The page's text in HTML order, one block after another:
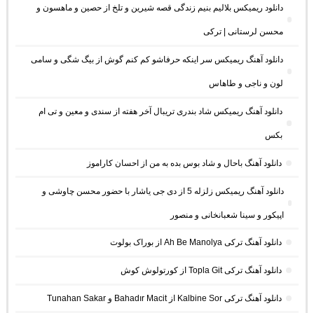
دانلود ریمیکس بلالیم بنیم زندگی قصه شیرین و تلخ از حصین و ماهسون و
محسن لرستانی | ترکی
دانلود آهنگ ریمیکس سر اینکه حرفاشو کم کنم گوش از بیگ شگی و سامی
لون و ناجی و طاهاس
دانلود آهنگ ریمیکس شاد بندری تریبال آخر هفته از سندی و معین و تی ام
بکس
دانلود آهنگ باحال و شاد بوس بده به من از احسان کاراموز
دانلود آهنگ ریمیکس زلزله 5 از دی جی یاشار با حضور محسن چاوشی و
اپیکور و سینا شعبانخانی و منصور
دانلود آهنگ ترکی Ah Be Manolya از بوراک بولوت
دانلود آهنگ ترکی Topla Git از کورتولوش کوش
دانلود آهنگ ترکی Kalbine Sor از Bahadır Macit و Tunahan Sakar